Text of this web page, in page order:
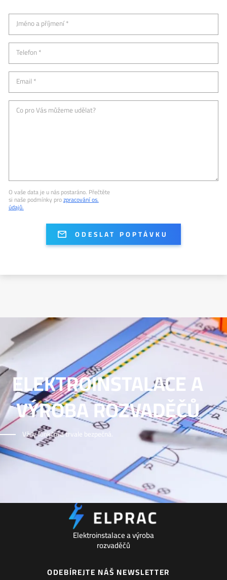
Jméno a příjmení *
Telefon *
Email *
Co pro Vás můžeme udělat?
O vaše data je u nás postaráno. Přečtěte
si naše podmínky prozpracování os.
údajů.
ELEKTROINSTALACE A
VÝROBA ROZVADĚČŮ
Vždy funkční a trvale bezpečná.
Elektroinstalace a výroba
rozvaděčů
ODEBÍREJTE NÁŠ NEWSLETTER